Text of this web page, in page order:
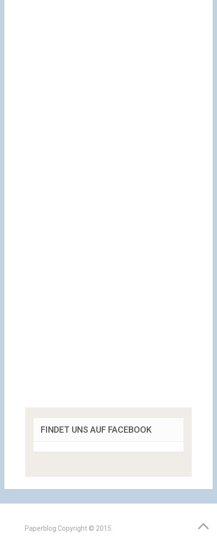
FINDET UNS AUF FACEBOOK
Paperblog Copyright © 2015.